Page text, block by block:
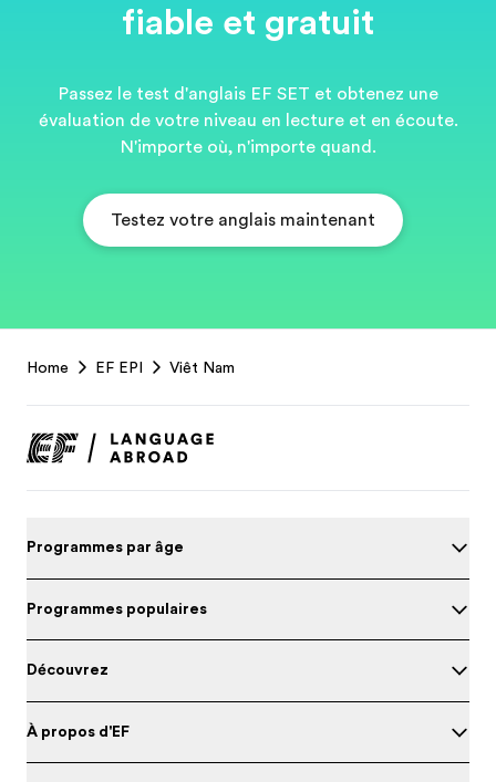
fiable et gratuit
Passez le test d'anglais EF SET et obtenez une
évaluation de votre niveau en lecture et en écoute.
N'importe où, n'importe quand.
Testez votre anglais maintenant
Footer
Home EF EPI Viêt Nam
Programmes par âge
Programmes populaires
Découvrez
À propos d'EF